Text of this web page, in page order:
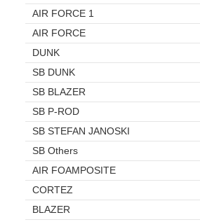
AIR FORCE 1
AIR FORCE
DUNK
SB DUNK
SB BLAZER
SB P-ROD
SB STEFAN JANOSKI
SB Others
AIR FOAMPOSITE
CORTEZ
BLAZER